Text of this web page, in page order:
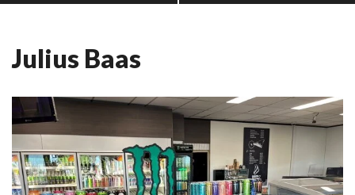
Julius Baas